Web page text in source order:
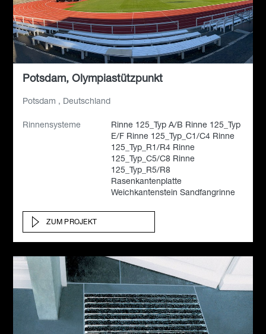
Potsdam, Olympiastützpunkt
Potsdam , Deutschland
Rinnensysteme
Rinne 125_Typ A/B Rinne 125_Typ
E/F Rinne 125_Typ_C1/C4 Rinne
125_Typ_R1/R4 Rinne
125_Typ_C5/C8 Rinne
125_Typ_R5/R8
Rasenkantenplatte
Weichkantenstein Sandfangrinne
ZUM PROJEKT